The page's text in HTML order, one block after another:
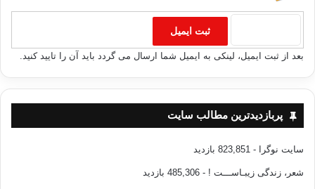
بعد از ثبت ایمیل، لینکی به ایمیل شما ارسال می گردد باید آن را تایید کنید.
پربازدیدترین مطالب سایت
سایت نوگرا - 823,851 بازدید
شعر، زندگی زیبـاســـت ! - 485,306 بازدید